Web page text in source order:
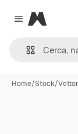
Close menu
Magnific
Home/Stock/